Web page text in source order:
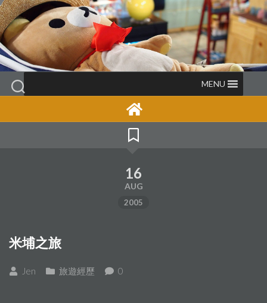
Skip
to
content
MENU
16
AUG
2005
米埔之旅
Jen 旅遊經歷 0